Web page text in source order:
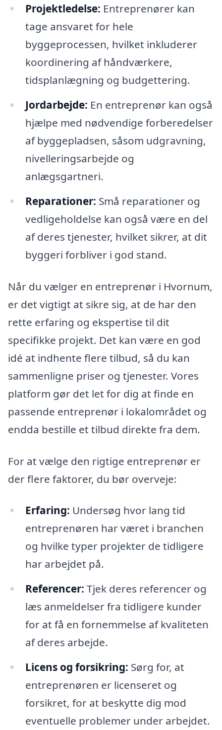
Projektledelse: Entreprenører kan
tage ansvaret for hele
byggeprocessen, hvilket inkluderer
koordinering af håndværkere,
tidsplanlægning og budgettering.
Jordarbejde: En entreprenør kan også
hjælpe med nødvendige forberedelser
af byggepladsen, såsom udgravning,
nivelleringsarbejde og
anlægsgartneri.
Reparationer: Små reparationer og
vedligeholdelse kan også være en del
af deres tjenester, hvilket sikrer, at dit
byggeri forbliver i god stand.
Når du vælger en entreprenør i Hvornum,
er det vigtigt at sikre sig, at de har den
rette erfaring og ekspertise til dit
specifikke projekt. Det kan være en god
idé at indhente flere tilbud, så du kan
sammenligne priser og tjenester. Vores
platform gør det let for dig at finde en
passende entreprenør i lokalområdet og
endda bestille et tilbud direkte fra dem.
For at vælge den rigtige entreprenør er
der flere faktorer, du bør overveje:
Erfaring: Undersøg hvor lang tid
entreprenøren har været i branchen
og hvilke typer projekter de tidligere
har arbejdet på.
Referencer: Tjek deres referencer og
læs anmeldelser fra tidligere kunder
for at få en fornemmelse af kvaliteten
af deres arbejde.
Licens og forsikring: Sørg for, at
entreprenøren er licenseret og
forsikret, for at beskytte dig mod
eventuelle problemer under arbejdet.